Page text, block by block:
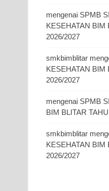
mengenai SPMB
KESEHATAN BIM
2026/2027
smkbimblitar
KESEHATAN BIM
2026/2027
mengenai SPMB
BIM BLITAR
smkbimblitar
KESEHATAN BIM
2026/2027